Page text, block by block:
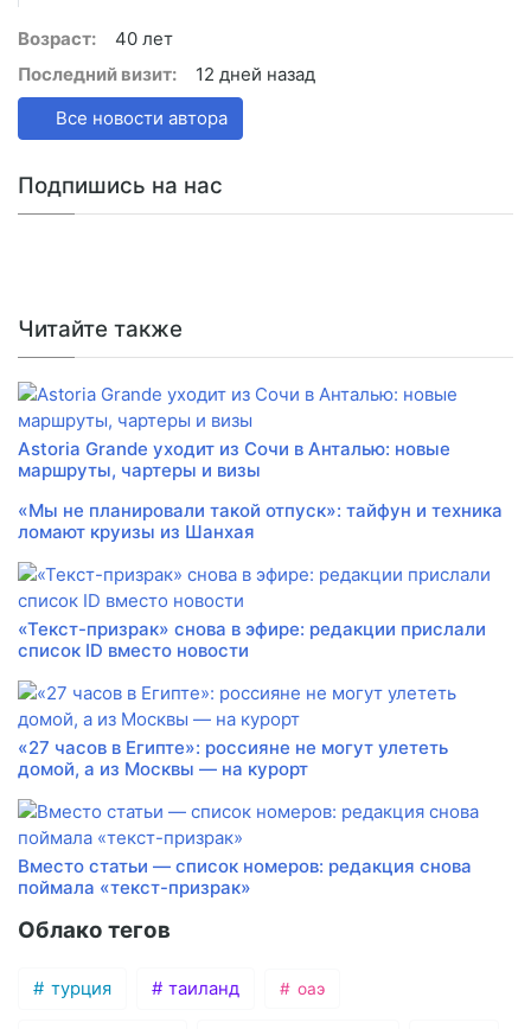
Возраст:
40 лет
Последний визит:
12 дней назад
Все новости автора
Подпишись на нас
Читайте также
Astoria Grande уходит из Сочи в Анталью: новые
маршруты, чартеры и визы
«Мы не планировали такой отпуск»: тайфун и техника
ломают круизы из Шанхая
«Текст-призрак» снова в эфире: редакции прислали
список ID вместо новости
«27 часов в Египте»: россияне не могут улететь
домой, а из Москвы — на курорт
Вместо статьи — список номеров: редакция снова
поймала «текст-призрак»
Облако тегов
турция таиланд оаэ